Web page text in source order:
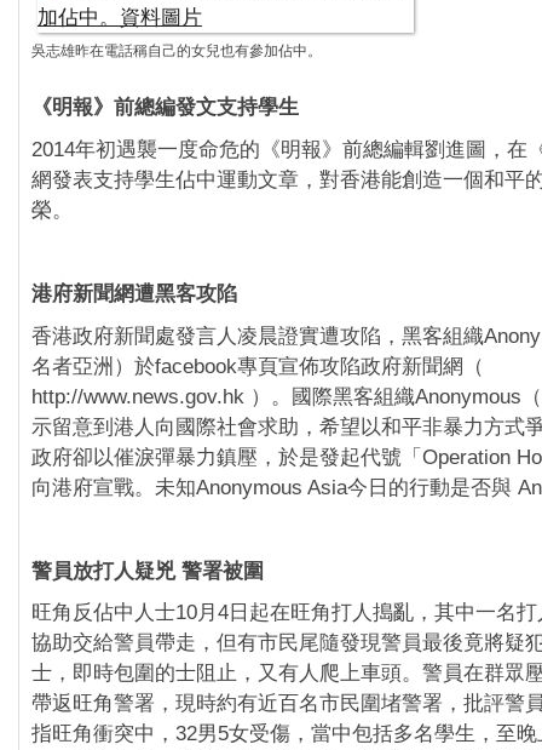
吳志雄昨在電話稱自己的女兒也有參加佔中。
《明報》前總編發文支持學生
2014年初遇襲一度命危的《明報》前總編輯劉進圖，在
網發表支持學生佔中運動文章，對香港能創造一個和平
榮。
港府新聞網遭黑客攻陷
香港政府新聞處發言人凌晨證實遭攻陷，黑客組織
名者亞洲）於facebook專頁宣佈攻陷政府新聞網（
http://www.news.gov.hk ）。國際黑客組織Anonymous
示留意到港人向國際社會求助，希望以和平非暴力方式
政府卻以催淚彈暴力鎮壓，於是發起代號「Operation
向港府宣戰。未知Anonymous Asia今日的行動是否與
警員放打人疑兇 警署被圍
旺角反佔中人士10月4日起在旺角打人搗亂，其中一名
協助交給警員帶走，但有市民尾隨發現警員最後竟將疑
士，即時包圍的士阻止，又有人爬上車頭。警員在群眾
帶返旺角警署，現時約有近百名市民圍堵警署，批評警
指旺角衝突中，32男5女受傷，當中包括多名學生，至